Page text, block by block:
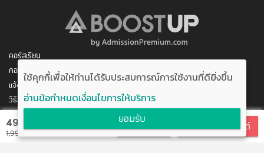
490 บาท
1,990 บาท สมัครเรียน สมัครแบบบุฟเฟต์
คอร์สเรียน
คอร์สของฉัน
แจ้งการชำระเงิน
วิธีสมัคร/ชำระเงิน
พัฒนาโดย บริษัท อัพบีน จำกัด
ใช้คุกกี้เพื่อให้ท่านได้รับประสบการณ์การใช้งานที่ดียิ่งขึ้น
อ่านข้อกำหนดเงื่อนไขการให้บริการ
ยอมรับ